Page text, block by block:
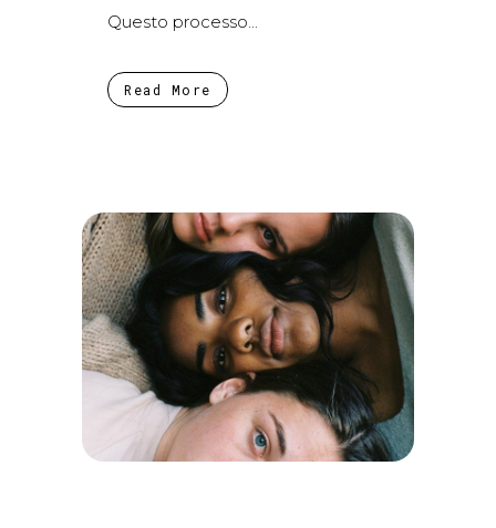
Questo processo...
Read More